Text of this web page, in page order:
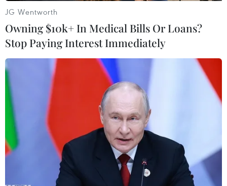
hiện cột khói cao hàng chục mét bốc lên từ một
khu kho xưởng nằm trong KCN kèm theo đó là lửa
rất lớn.
Play
Video
Ngày 11/8, một đám cháy dữ dội đã bất ngờ
JG Wentworth
Owning $10k+ In Medical Bills Or Loans?
Stop Paying Interest Immediately